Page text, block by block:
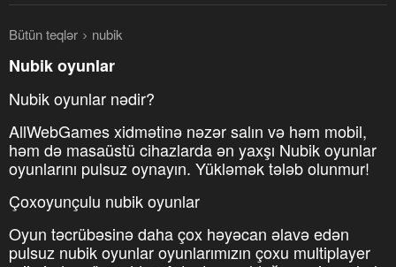
Bütün teqlər nubik
Nubik oyunlar
Nubik oyunlar nədir?
AllWebGames xidmətinə nəzər salın və həm mobil,
həm də masaüstü cihazlarda ən yaxşı Nubik oyunlar
oyunlarını pulsuz oynayın. Yükləmək tələb olunmur!
Çoxoyunçulu nubik oyunlar
Oyun təcrübəsinə daha çox həyəcan əlavə edən
pulsuz nubik oyunlar oyunlarımızın çoxu multiplayer